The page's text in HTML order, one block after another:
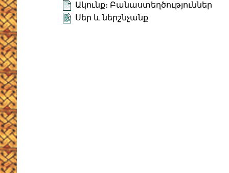
Ակունք։ Բանաստեղծություններ
Սեր և ներշնչանք